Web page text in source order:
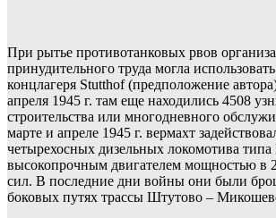
При рытье противотанковых рвов
принудительного труда могла
концлагеря Stutthof (предположение
апреля 1945 г. там еще находились 4508
строительства или многодневного
марте и апреле 1945 г. вермахт
четырехосных дизельных локомотива
высокопрочным двигателем мощностью в
сил. В последние дни войны они были
боковых путях трассы Штутово –